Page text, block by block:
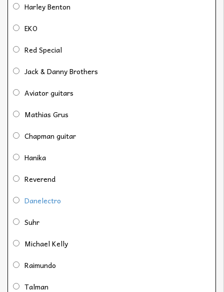
Harley Benton
EKO
Red Special
Jack & Danny Brothers
Aviator guitars
Mathias Grus
Chapman guitar
Hanika
Reverend
Danelectro
Suhr
Michael Kelly
Raimundo
Talman